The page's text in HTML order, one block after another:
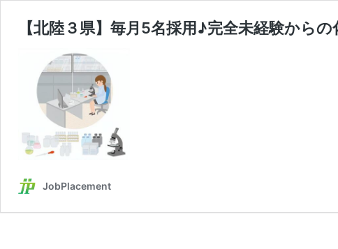
【北陸３県】毎月5名採用♪完全未経験から
JobPlacement